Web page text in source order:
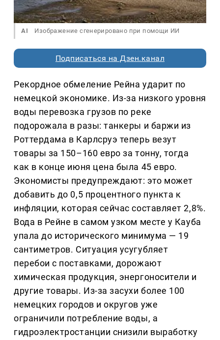
AI Изображение сгенерировано при помощи ИИ
Подписаться на Дзен.канал
Рекордное обмеление Рейна ударит по
немецкой экономике. Из-за низкого уровня
воды перевозка грузов по реке
подорожала в разы: танкеры и баржи из
Роттердама в Карлсруэ теперь везут
товары за 150–160 евро за тонну, тогда
как в конце июня цена была 45 евро.
Экономисты предупреждают: это может
добавить до 0,5 процентного пункта к
инфляции, которая сейчас составляет 2,8%.
Вода в Рейне в самом узком месте у Кауба
упала до исторического минимума — 19
сантиметров. Ситуация усугубляет
перебои с поставками, дорожают
химическая продукция, энергоносители и
другие товары. Из-за засухи более 100
немецких городов и округов уже
ограничили потребление воды, а
гидроэлектростанции снизили выработку